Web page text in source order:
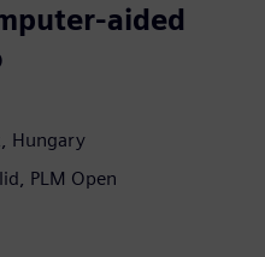
aided
Hungary
PLM Open